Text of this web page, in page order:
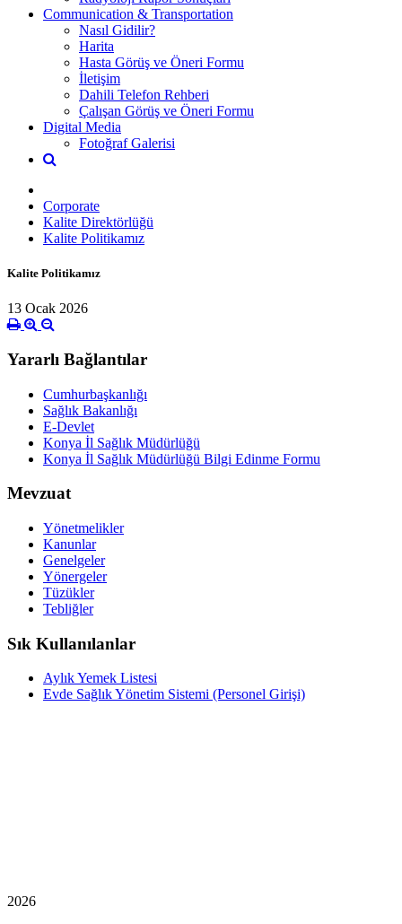
Communication & Transportation
Nasıl Gidilir?
Harita
Hasta Görüş ve Öneri Formu
İletişim
Dahili Telefon Rehberi
Çalışan Görüş ve Öneri Formu
Digital Media
Fotoğraf Galerisi
Corporate
Kalite Direktörlüğü
Kalite Politikamız
Kalite Politikamız
13 Ocak 2026
Yararlı Bağlantılar
Cumhurbaşkanlığı
Sağlık Bakanlığı
E-Devlet
Konya İl Sağlık Müdürlüğü
Konya İl Sağlık Müdürlüğü Bilgi Edinme Formu
Mevzuat
Yönetmelikler
Kanunlar
Genelgeler
Yönergeler
Tüzükler
Tebliğler
Sık Kullanılanlar
Aylık Yemek Listesi
Evde Sağlık Yönetim Sistemi (Personel Girişi)
2026